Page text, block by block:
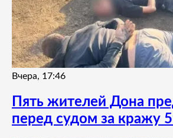
Вчера, 17:46
Пять жителей Дона
перед судом за кражу